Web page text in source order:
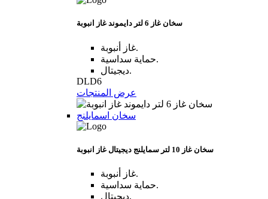
سخان غاز 6 لتر دايموند غاز انبوبة
غاز أنبوبة.
حماية سداسية.
ديجيتال.
DLD6
عرض المنتجات
سخان اسمايلنج
سخان غاز 10 لتر سمايلنج ديجيتال غاز انبوبة
غاز أنبوبة.
حماية سداسية.
ديجيتال.